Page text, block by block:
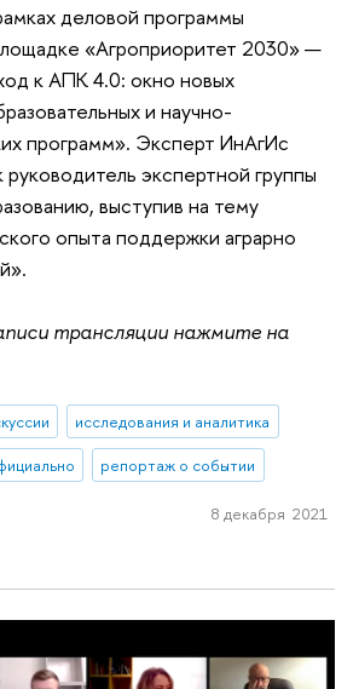
деловой программы
«Агроприоритет 2030» —
к АПК 4.0: окно новых
и научно-
программ». Эксперт ИнАгИс
руководитель экспертной группы
выступив на тему
опыта поддержки аграрно
трансляции нажмите на
исследования и аналитика
репортаж о событии
8 декабря 2021